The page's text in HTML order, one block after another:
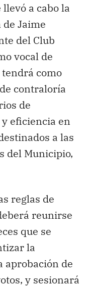
a cabo la
Jaime
del Club
vocal de
como
contraloría
de
eficiencia en
a las
del Municipio,
reglas de
reunirse
que se
la
aprobación de
y sesionará